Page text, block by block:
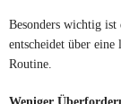
Besonders wichtig
entscheidet über
Routine.
Weniger